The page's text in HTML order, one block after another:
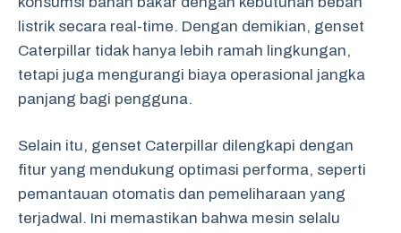
listrik secara real-time. Dengan demikian, genset
Caterpillar tidak hanya lebih ramah lingkungan,
tetapi juga mengurangi biaya operasional jangka
panjang bagi pengguna.
Selain itu, genset Caterpillar dilengkapi dengan
fitur yang mendukung optimasi performa, seperti
pemantauan otomatis dan pemeliharaan yang
terjadwal. Ini memastikan bahwa mesin selalu